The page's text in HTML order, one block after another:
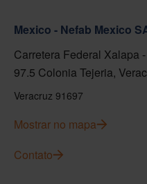
Mexico - Nefab Mexico
Carretera Federal Xalapa
97.5 Colonia Tejeria,
Veracruz 91697
Mostrar no mapa
Contato